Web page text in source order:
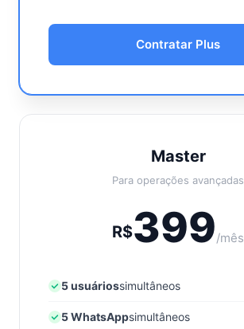
Contratar Plus
Master
Para operações avançadas
R$399/mês
5 usuáriossimultâneos
5 WhatsAppsimultâneos